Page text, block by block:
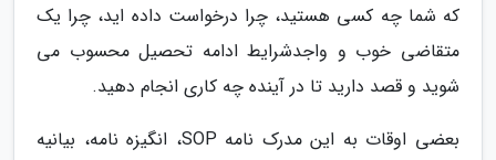
که شما چه کسی هستید، چرا درخواست داده اید، چرا یک
متقاضی خوب و واجدشرایط ادامه تحصیل محسوب می
شوید و قصد دارید تا در آینده چه کاری انجام دهید.
بعضی اوقات به این مدرک نامه SOP، انگیزه نامه، بیانیه